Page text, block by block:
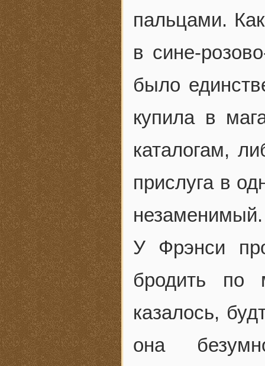
пальцами.
в сине-
было
купила в
каталогам,
прислуга в
незаменимый.
У Фрэнси
бродить по
казалось,
она